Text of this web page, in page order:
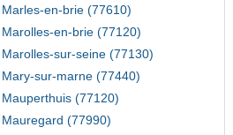
en-brie (77610)
en-brie (77120)
sur-seine (77130)
sur-marne (77440)
(77120)
(77990)